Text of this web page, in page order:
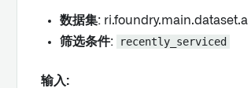
数据集: ri.foundry.main.dataset.a
筛选条件: recently_serviced
输入: